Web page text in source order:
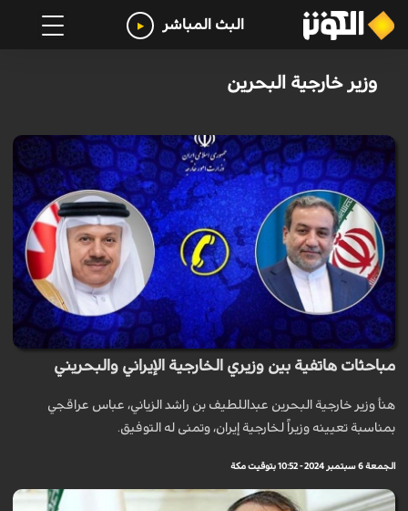
البث المباشر
وزير خارجية البحرين
مباحثات هاتفية بين وزيري الخارجية الإيراني والبحريني
هنأ وزير خارجية البحرين عبداللطيف بن راشد الزياني، عباس عراقجي
بمناسبة تعيينه وزيراً لخارجية إيران، وتمنى له التوفيق.
الجمعة 6 سبتمبر 2024 - 10:52 بتوقيت مكة